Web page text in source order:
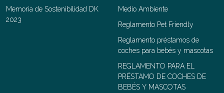
Memoria de Sostenibilidad DK
2023
Medio Ambiente
Reglamento Pet Friendly
Reglamento préstamos de
coches para bebés y mascotas
REGLAMENTO PARA EL
PRÉSTAMO DE COCHES DE
BEBÉS Y MASCOTAS